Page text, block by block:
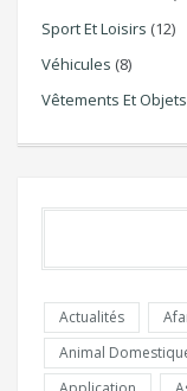
Sport Et Loisirs (12)
Véhicules (8)
Vêtements Et
Actualités
Animal